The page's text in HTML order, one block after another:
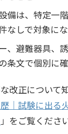
備は、特定一
なしで対象に
、避難器具、
条文で個別に
改正について
｜試験に出る
」をご覧くださ